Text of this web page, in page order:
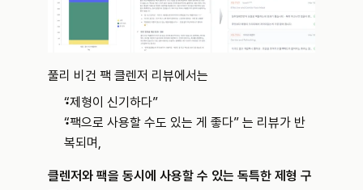
풀리 비건 팩 클렌저 리뷰에서는
“제형이 신기하다”
“팩으로 사용할 수도 있는 게 좋다” 는 리뷰가 반
복되며,
클렌저와 팩을 동시에 사용할 수 있는 독특한 제형 구